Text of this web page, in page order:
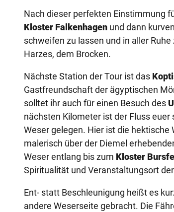
Nach dieser perfekten Einstimmung
Kloster Falkenhagen und dann
schweifen zu lassen und in aller
Harzes, dem Brocken.
Nächste Station der Tour ist das
Gastfreundschaft der ägyptischen
solltet ihr auch für einen Besuch des
nächsten Kilometer ist der Fluss
Weser gelegen. Hier ist die
malerisch über der Diemel
Weser entlang bis zum Kloster
Spiritualität und Veranstaltungsort
Ent- statt Beschleunigung heißt es
andere Weserseite gebracht. Die